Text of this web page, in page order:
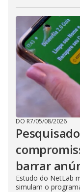
DO R7/05/08/2026
barrar
Estudo do NetLab
simulam o